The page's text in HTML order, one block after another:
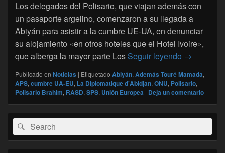
Los delegados del Polisario, que viajan además con
un pasaporte argelino, comenzaron a su llegada a
Abiyán para asistir a la cumbre UE-UA, en denunciar
su alojamiento «en otros hoteles que el Hotel Ivoire»,
que alberga la mayor parte Los Seguir leyendo El
→
Publicado en Noticias | Etiquetado Abiyán,Además Touré Mamada,
APS,cumbre UA-EU, La Diplomatique d'Abidjan,ONU, Polisario,
Polisario Brahim, RASD,SPS, Unión Europea | Deja un comentario
El
área
de
Buscar
por:
Buscar